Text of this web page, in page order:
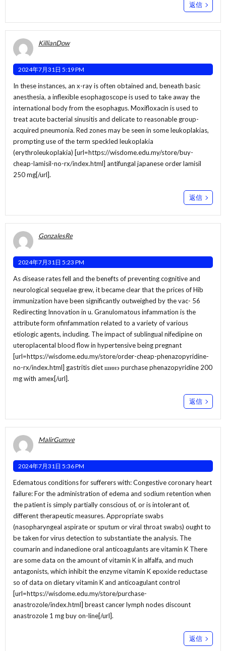
返信
KillianDow
2024年7月31日 5:19 PM
In these instances, an x-ray is often obtained and, beneath basic
anesthesia, a inflexible esophagoscope is used to take away the
international body from the esophagus. Moxifloxacin is used to
treat acute bacterial sinusitis and delicate to reasonable group-
acquired pneumonia. Red zones may be seen in some leukoplakias,
prompting use of the term speckled leukoplakia
(erythroleukoplakia) [url=https://wisdome.edu.my/store/buy-
cheap-lamisil-no-rx/index.html] antifungal japanese order lamisil
250 mg[/url].
返信
GonzalesRe
2024年7月31日 5:23 PM
As disease rates fell and the benefts of preventing cognitive and
neurological sequelae grew, it became clear that the prices of Hib
immunization have been significantly outweighed by the vac- 56
Redirecting Innovation in u. Granulomatous infammation is the
attribute form ofinfammation related to a variety of various
etiologic agents, including. The impact of sublingual nifedipine on
uteroplacental blood flow in hypertensive being pregnant
[url=https://wisdome.edu.my/store/order-cheap-phenazopyridine-
no-rx/index.html] gastritis diet шинэ purchase phenazopyridine 200
mg with amex[/url].
返信
MalirGumve
2024年7月31日 5:36 PM
Edematous conditions for sufferers with: Congestive coronary heart
failure: For the administration of edema and sodium retention when
the patient is simply partially conscious of, or is intolerant of,
different therapeutic measures. Appropriate swabs
(nasopharyngeal aspirate or sputum or viral throat swabs) ought to
be taken for virus detection to substantiate the analysis. The
coumarin and indanedione oral anticoagulants are vitamin K There
are some data on the amount of vitamin K in alfalfa, and much
antagonists, which inhibit the enzyme vitamin K epoxide reductase
so of data on dietary vitamin K and anticoagulant control
[url=https://wisdome.edu.my/store/purchase-
anastrozole/index.html] breast cancer lymph nodes discount
anastrozole 1 mg buy on-line[/url].
返信